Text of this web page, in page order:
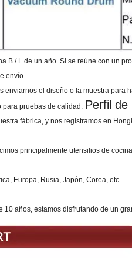
B / L de un año. Si se reúne con un
envío.
enviarnos el diseño o la muestra para
pruebas de calidad.
Perfil de
fábrica, y nos registramos en
principalmente utensilios de
Europa, Rusia, Japón, Corea, etc.
años, estamos disfrutando de un